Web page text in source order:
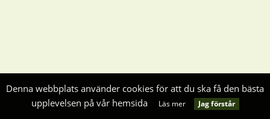
Denna webbplats använder cookies för att du ska få den bästa
upplevelsen på vår hemsida
Läs mer Jag förstår